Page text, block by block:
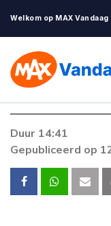
Welkom op MAX Vandaag
Duur 14:41
Gepubliceerd op